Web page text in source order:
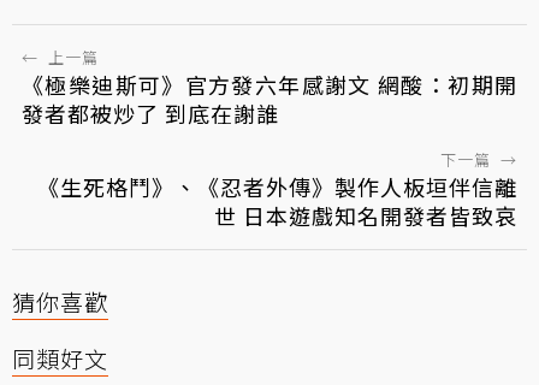
← 上一篇
《極樂迪斯可》官方發六年感謝文 網酸：初期開
發者都被炒了 到底在謝誰
下一篇 →
《生死格鬥》、《忍者外傳》製作人板垣伴信離
世 日本遊戲知名開發者皆致哀
猜你喜歡
同類好文